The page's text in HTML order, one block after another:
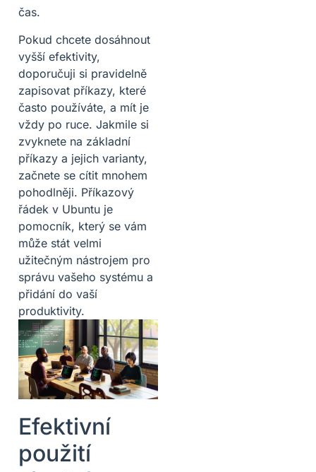
čas.
Pokud chcete dosáhnout
vyšší efektivity,
doporučuji si pravidelně
zapisovat příkazy, které
často používáte, a mít je
vždy po ruce. Jakmile si
zvyknete na základní
příkazy a jejich varianty,
začnete se cítit mnohem
pohodlněji. Příkazový
řádek v Ubuntu je
pomocník, který se vám
může stát velmi
užitečným nástrojem pro
správu vašeho systému a
přidání do vaší
produktivity.
Efektivní
použití